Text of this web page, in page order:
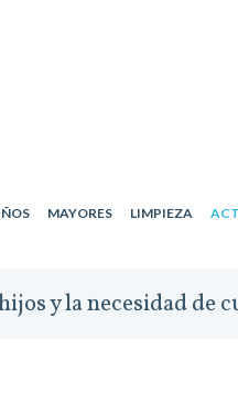
MAYORES LIMPIEZA
y la necesidad de